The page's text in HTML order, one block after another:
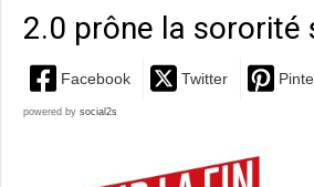
2.0 prône la sororité
Facebook Twitter
powered by social2s